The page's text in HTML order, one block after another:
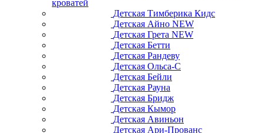
кроватей
Детская Тимберика Кидс
Детская Айно NEW
Детская Грета NEW
Детская Бетти
Детская Рандеву
Детская Ольса-С
Детская Бейли
Детская Рауна
Детская Бридж
Детская Кымор
Детская Авиньон
Детская Ари-Прованс